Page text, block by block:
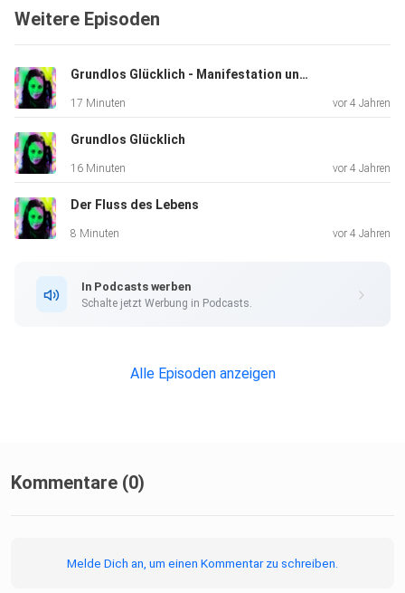
Weitere Episoden
Grundlos Glücklich - Manifestation und worauf Du jetzt besonders achten solltest
17 Minuten vor 4 Jahren
Grundlos Glücklich
16 Minuten vor 4 Jahren
Der Fluss des Lebens
8 Minuten vor 4 Jahren
In Podcasts werben
Schalte jetzt Werbung in Podcasts.
Alle Episoden anzeigen
Kommentare (0)
Melde Dich an, um einen Kommentar zu schreiben.